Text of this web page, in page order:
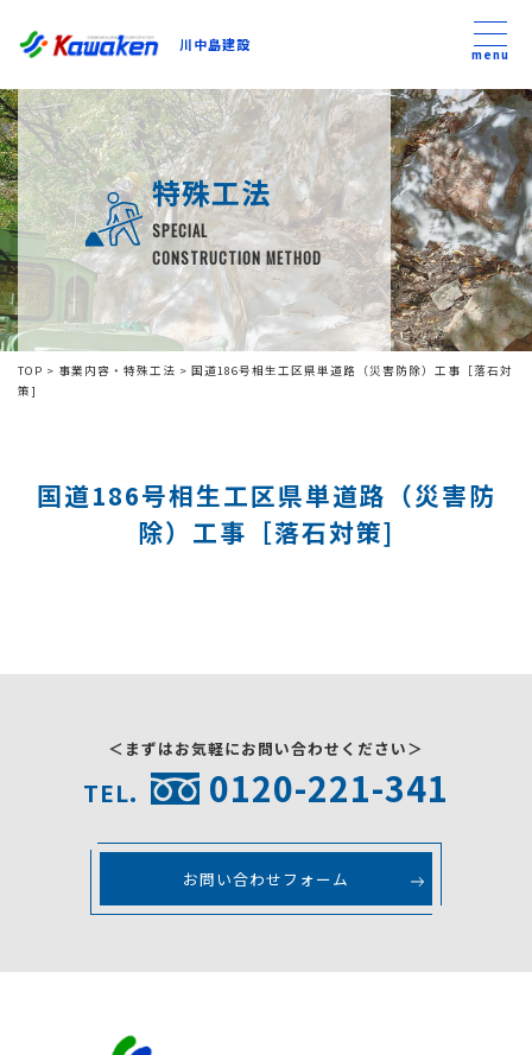
川中島建設
川中島建設
トップ
トピックス
事業内容
私たちについて
コンテンツ
menu
特殊工法
SPECIAL
CONSTRUCTION METHOD
TOP > 事業内容・特殊工法 > 国道186号相生工区県単道路（災害防除）工事［落石対
策]
国道186号相生工区県単道路（災害防
除）工事［落石対策]
＜まずはお気軽にお問い合わせください＞
TEL. 0120-221-341
お問い合わせフォーム